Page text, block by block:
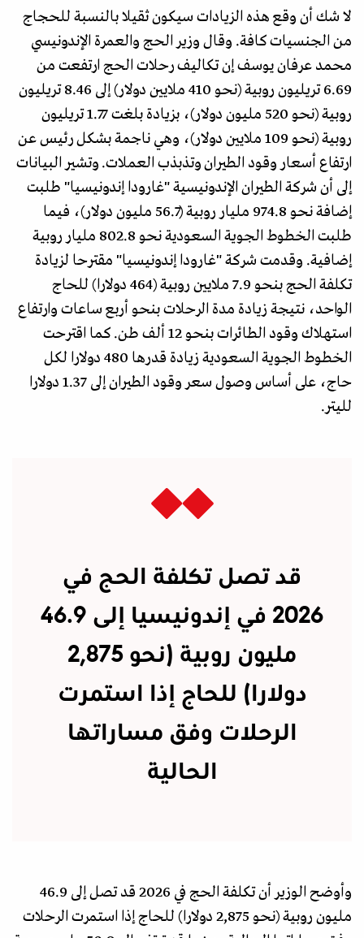
لا شك أن وقع هذه الزيادات سيكون ثقيلا بالنسبة للحجاج
من الجنسيات كافة. وقال وزير الحج والعمرة الإندونيسي
محمد عرفان يوسف إن تكاليف رحلات الحج ارتفعت من
6.69 تريليون روبية (نحو 410 ملايين دولار) إلى 8.46 تريليون
روبية (نحو 520 مليون دولار)، بزيادة بلغت 1.77 تريليون
روبية (نحو 109 ملايين دولار)، وهي ناجمة بشكل رئيس عن
ارتفاع أسعار وقود الطيران وتذبذب العملات. وتشير البيانات
إلى أن شركة الطيران الإندونيسية "غارودا إندونيسيا" طلبت
إضافة نحو 974.8 مليار روبية (56.7 مليون دولار)، فيما
طلبت الخطوط الجوية السعودية نحو 802.8 مليار روبية
إضافية. وقدمت شركة "غارودا إندونيسيا" مقترحا لزيادة
تكلفة الحج بنحو 7.9 ملايين روبية (464 دولارا) للحاج
الواحد، نتيجة زيادة مدة الرحلات بنحو أربع ساعات وارتفاع
استهلاك وقود الطائرات بنحو 12 ألف طن. كما اقترحت
الخطوط الجوية السعودية زيادة قدرها 480 دولارا لكل
حاج، على أساس وصول سعر وقود الطيران إلى 1.37 دولارا
لليتر.
قد تصل تكلفة الحج في
2026 في إندونيسيا إلى 46.9
مليون روبية (نحو 2,875
دولارا) للحاج إذا استمرت
الرحلات وفق مساراتها
الحالية
وأوضح الوزير أن تكلفة الحج في 2026 قد تصل إلى 46.9
مليون روبية (نحو 2,875 دولارا) للحاج إذا استمرت الرحلات